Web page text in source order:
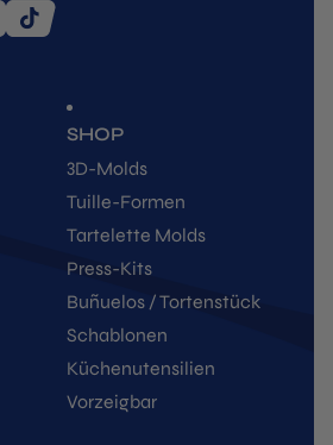
SHOP
3D-Molds
Tuille-Formen
Tartelette Molds
Press-Kits
Buñuelos / Tortenstück
Schablonen
Küchenutensilien
Vorzeigbar